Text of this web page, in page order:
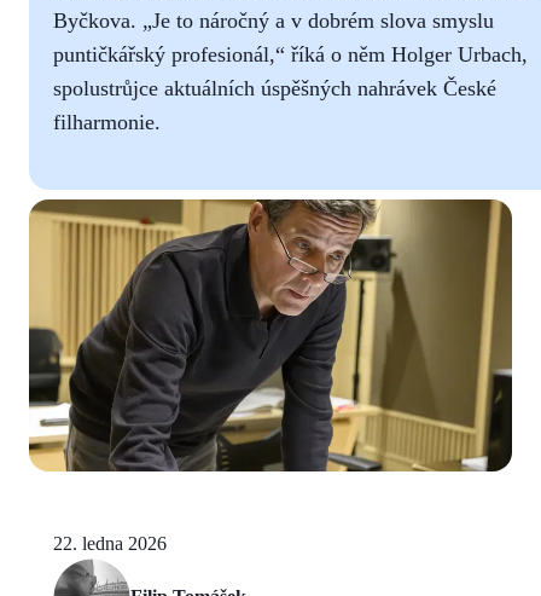
Byčkova. „Je to náročný a v dobrém slova smyslu
puntičkářský profesionál,“ říká o něm Holger Urbach,
spolustrůjce aktuálních úspěšných nahrávek České
filharmonie.
22. ledna 2026